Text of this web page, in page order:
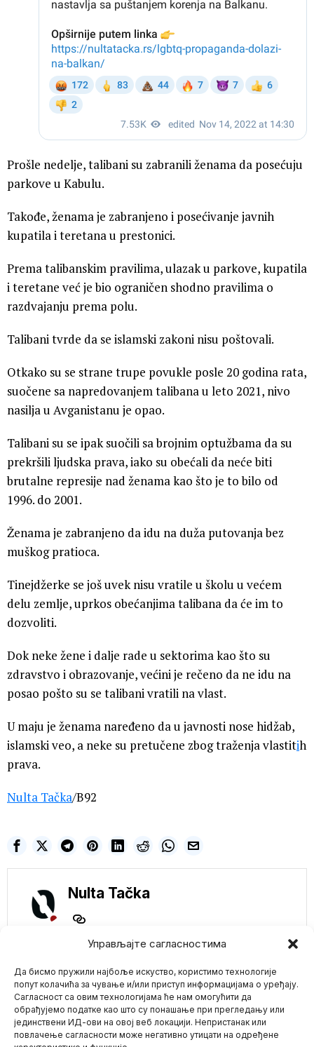
Управљајте сагласностима
Да бисмо пружили најбоље искуство, користимо технологије
попут колачића за чување и/или приступ информацијама о уређају.
Сагласност са овим технологијама ће нам омогућити да
обрађујемо податке као што су понашање при прегледању или
јединствени ИД-ови на овој веб локацији. Непристанак или
повлачење сагласности може негативно утицати на одређене
Prošle nedelje, talibani su zabranili ženama da posećuju
parkove u Kabulu.
Takođe, ženama je zabranjeno i posećivanje javnih
kupatila i teretana u prestonici.
Prema talibanskim pravilima, ulazak u parkove, kupatila
i teretane već je bio ograničen shodno pravilima o
razdvajanju prema polu.
Talibani tvrde da se islamski zakoni nisu poštovali.
Otkako su se strane trupe povukle posle 20 godina rata,
suočene sa napredovanjem talibana u leto 2021, nivo
nasilja u Avganistanu je opao.
Talibani su se ipak suočili sa brojnim optužbama da su
prekršili ljudska prava, iako su obećali da neće biti
brutalne represije nad ženama kao što je to bilo od
1996. do 2001.
Ženama je zabranjeno da idu na duža putovanja bez
muškog pratioca.
Tinejdžerke se još uvek nisu vratile u školu u većem
delu zemlje, uprkos obećanjima talibana da će im to
dozvoliti.
Dok neke žene i dalje rade u sektorima kao što su
zdravstvo i obrazovanje, većini je rečeno da ne idu na
posao pošto su se talibani vratili na vlast.
U maju je ženama naređeno da u javnosti nose hidžab,
islamski veo, a neke su pretučene zbog traženja vlastitih
prava.
Nulta Tačka/B92
Nulta Tačka
Mario zna Youtube
NE PROPUSTITE
Studija: Vakcinacija
protiv Covid-a
povećala je višak
smrtnosti